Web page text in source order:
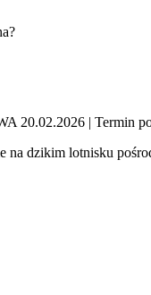
20.02.2026 | Termin
na dzikim lotnisku